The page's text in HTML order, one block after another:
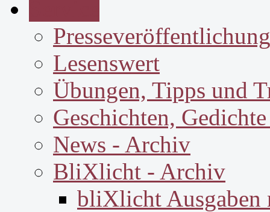
Lesenswert
Übungen, Tipps und
Geschichten,
News - Archiv
BliXlicht - Archiv
bliXlicht Ausgaben